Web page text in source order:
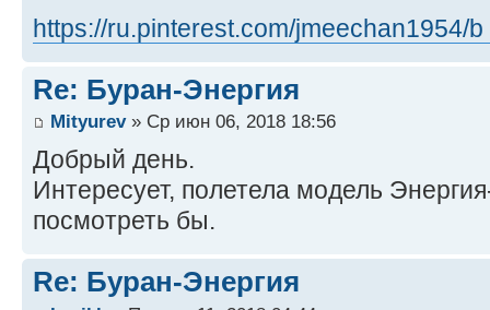
https://ru.pinterest.com/jmeechan1954/
Re: Буран-Энергия
Mityurev» Ср июн 06, 2018 18:56
Добрый день.
Интересует, полетела модель
посмотреть бы.
Re: Буран-Энергия